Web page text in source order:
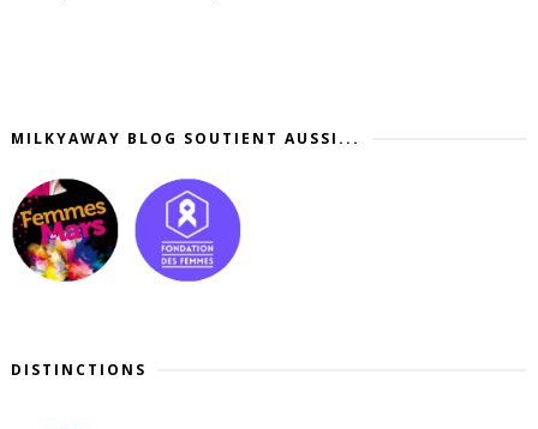
MILKYAWAY BLOG SOUTIENT AUSSI...
DISTINCTIONS